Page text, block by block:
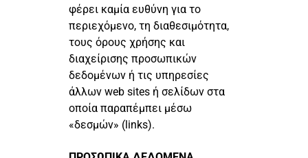
φέρει καμία ευθύνη για το
περιεχόμενο, τη διαθεσιμότητα,
τους όρους χρήσης και
διαχείρισης προσωπικών
δεδομένων ή τις υπηρεσίες
άλλων web sites ή σελίδων στα
οποία παραπέμπει μέσω
«δεσμών» (links).